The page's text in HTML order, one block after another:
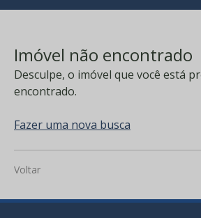
Imóvel não encontrado
Desculpe, o imóvel que você está
encontrado.
Fazer uma nova busca
Voltar